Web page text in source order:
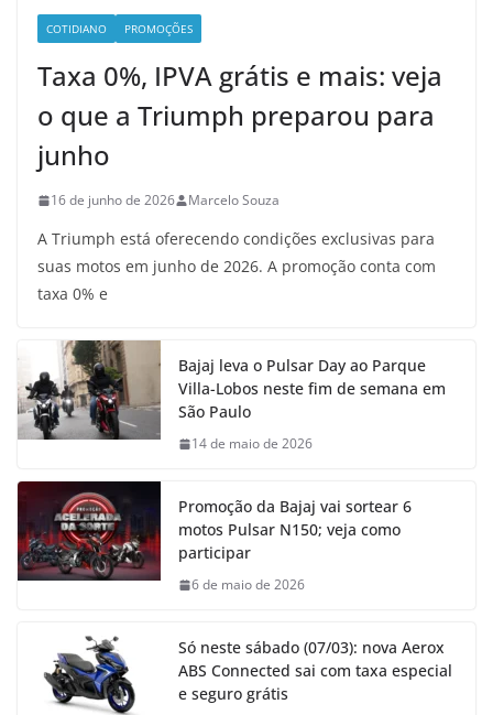
COTIDIANO PROMOÇÕES
Taxa 0%, IPVA grátis e mais: veja
o que a Triumph preparou para
junho
16 de junho de 2026 Marcelo Souza
A Triumph está oferecendo condições exclusivas para
suas motos em junho de 2026. A promoção conta com
taxa 0% e
Bajaj leva o Pulsar Day ao Parque
Villa-Lobos neste fim de semana em
São Paulo
14 de maio de 2026
Promoção da Bajaj vai sortear 6
motos Pulsar N150; veja como
participar
6 de maio de 2026
Só neste sábado (07/03): nova Aerox
ABS Connected sai com taxa especial
e seguro grátis